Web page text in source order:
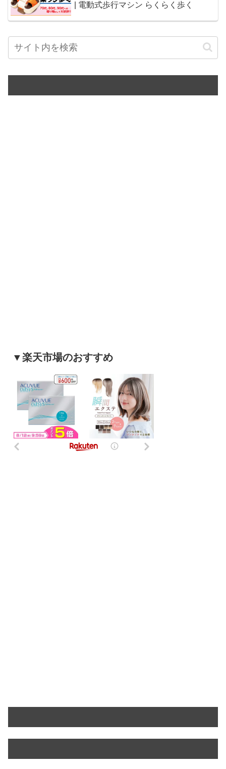
| 電動式歩行マシン らくらく歩く
▼楽天市場のおすすめ